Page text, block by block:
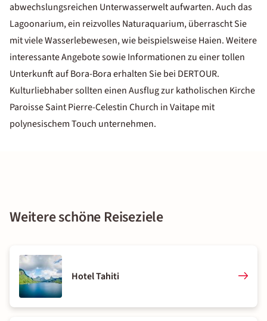
abwechslungsreichen Unterwasserwelt aufwarten. Auch das
Lagoonarium, ein reizvolles Naturaquarium, überrascht Sie
mit viele Wasserlebewesen, wie beispielsweise Haien. Weitere
interessante Angebote sowie Informationen zu einer tollen
Unterkunft auf Bora-Bora erhalten Sie bei DERTOUR.
Kulturliebhaber sollten einen Ausflug zur katholischen Kirche
Paroisse Saint Pierre-Celestin Church in Vaitape mit
polynesischem Touch unternehmen.
Weitere schöne Reiseziele
Hotel Tahiti